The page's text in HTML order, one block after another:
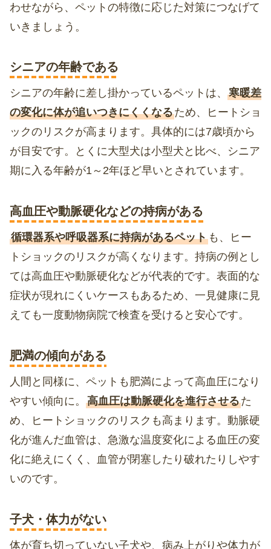
わせながら、ペットの特徴に応じた対策につなげて
いきましょう。
シニアの年齢である
シニアの年齢に差し掛かっているペットは、 寒暖差
の変化に体が追いつきにくくなるため、ヒートショ
ックのリスクが高まります。具体的には7歳頃から
が目安です。とくに大型犬は小型犬と比べ、シニア
期に入る年齢が1～2年ほど早いとされています。
高血圧や動脈硬化などの持病がある
循環器系や呼吸器系に持病があるペット も、ヒー
トショックのリスクが高くなります。持病の例とし
ては高血圧や動脈硬化などが代表的です。表面的な
症状が現れにくいケースもあるため、一見健康に見
えても一度動物病院で検査を受けると安心です。
肥満の傾向がある
人間と同様に、ペットも肥満によって高血圧になり
やすい傾向に。 高血圧は動脈硬化を進行させるた
め、ヒートショックのリスクも高まります。動脈硬
化が進んだ血管は、急激な温度変化による血圧の変
化に絶えにくく、血管が閉塞したり破れたりしやす
いのです。
子犬・体力がない
体が育ち切っていない子犬や、病み上がりや体力が